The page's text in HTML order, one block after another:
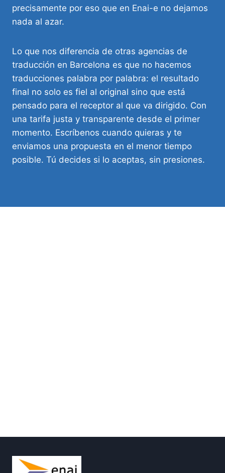
precisamente por eso que en Enai-e no dejamos
nada al azar.
Lo que nos diferencia de otras agencias de
traducción en Barcelona es que no hacemos
traducciones palabra por palabra: el resultado
final no solo es fiel al original sino que está
pensado para el receptor al que va dirigido. Con
una tarifa justa y transparente desde el primer
momento. Escríbenos cuando quieras y te
enviamos una propuesta en el menor tiempo
posible. Tú decides si lo aceptas, sin presiones.